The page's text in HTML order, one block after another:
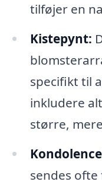
tilføjer en
Kistepynt:
specifikt til
inkludere
større,
sendes